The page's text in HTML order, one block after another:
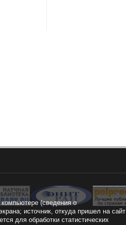
(сведения о
источник, откуда пришел на сайт
для обработки статистических